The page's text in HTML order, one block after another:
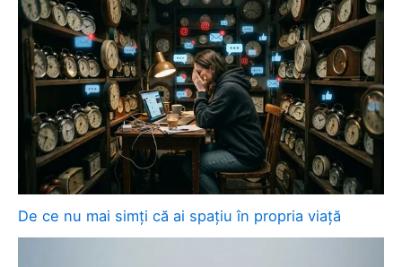
De ce nu mai simți că ai spațiu în propria viață